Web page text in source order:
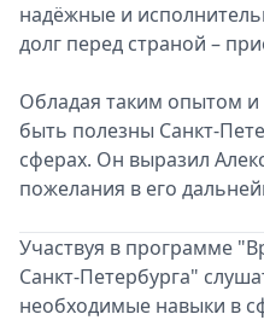
надёжные и
долг перед страной –
Обладая таким опытом и
быть полезны Санкт-
сферах. Он выразил
пожелания в его
Участвуя в программе
Санкт‑Петербурга"
необходимые навыки в